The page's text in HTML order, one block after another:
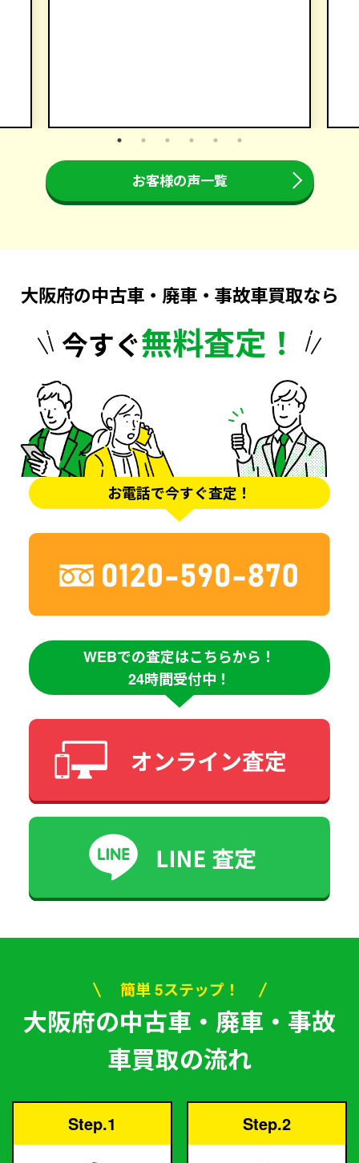
お客様の声一覧
大阪府の中古車・廃車・事故車買取なら
今すぐ無料査定！
お電話で今すぐ査定！
WEBでの査定はこちらから！
24時間受付中！
簡単 5ステップ！
大阪府の中古車・廃車・事故
車買取の流れ
Step.1 Step.2